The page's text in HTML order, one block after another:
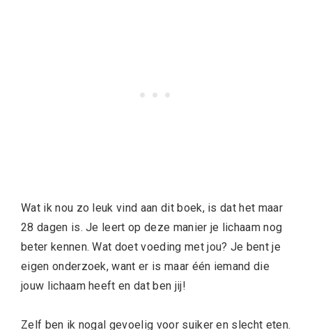
Wat ik nou zo leuk vind aan dit boek, is dat het maar
28 dagen is. Je leert op deze manier je lichaam nog
beter kennen. Wat doet voeding met jou? Je bent je
eigen onderzoek, want er is maar één iemand die
jouw lichaam heeft en dat ben jij!
Zelf ben ik nogal gevoelig voor suiker en slecht eten.